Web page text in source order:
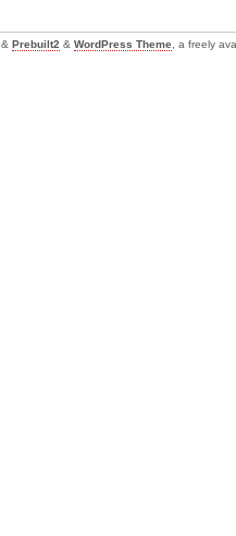
& Prebuilt2 & WordPress Theme, a freely